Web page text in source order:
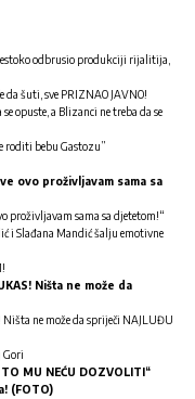
žestoko odbrusio produkciji rijalitija,
da šuti, sve PRIZNAO JAVNO!
opuste, a Blizanci ne treba da se
roditi bebu Gastozu”
ovo proživljavam sama sa
proživljavam sama sa djetetom!“
i Slađana Mandić šalju emotivne
Ništa ne može da
Ništa ne može da spriječi NAJLUĐU
Gori
MU NEĆU DOZVOLITI“
(FOTO)